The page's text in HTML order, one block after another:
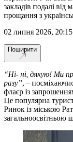
закладів подалі від
прощання з
02 липня 2026, 20:15
Поширити
“Ні- ні, дякую! Ми
разу”, –
флаєр із
Це популярна
Ринок із міською
загальноосвітньою